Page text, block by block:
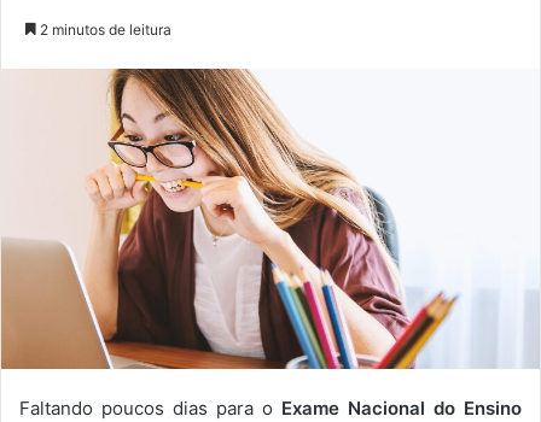
2 minutos de leitura
Faltando poucos dias para o Exame Nacional do Ensino